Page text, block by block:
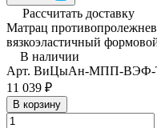
Рассчитать доставку
Матрац
вязкоэластичный
В наличии
Арт. ВиЦыАн-МПП-ВЭФ-
11 039 ₽
В корзину